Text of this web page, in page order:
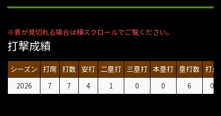
打撃成績
シーズン 打席 打数 安打 二塁打 三塁打 本塁打 塁打数 打点
2026
7 7 4 1 0 0 6 0